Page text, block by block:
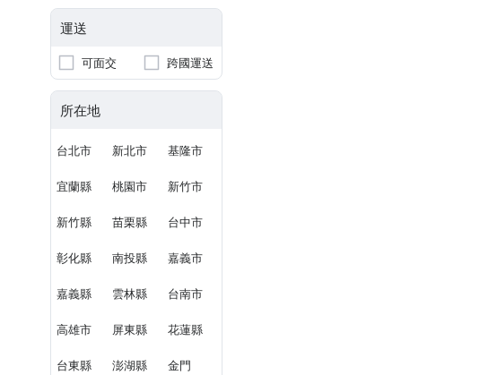
運送
可面交 跨國運送
所在地
台北市 新北市 基隆市
宜蘭縣 桃園市 新竹市
新竹縣 苗栗縣 台中市
彰化縣 南投縣 嘉義市
嘉義縣 雲林縣 台南市
高雄市 屏東縣 花蓮縣
台東縣 澎湖縣 金門